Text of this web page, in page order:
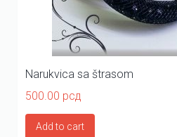
Narukvica sa štrasom
500.00 рсд
Add to cart